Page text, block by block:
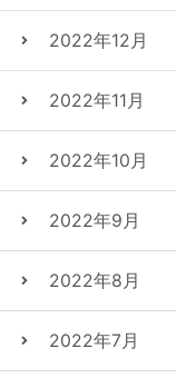
2022年12月
2022年11月
2022年10月
2022年9月
2022年8月
2022年7月